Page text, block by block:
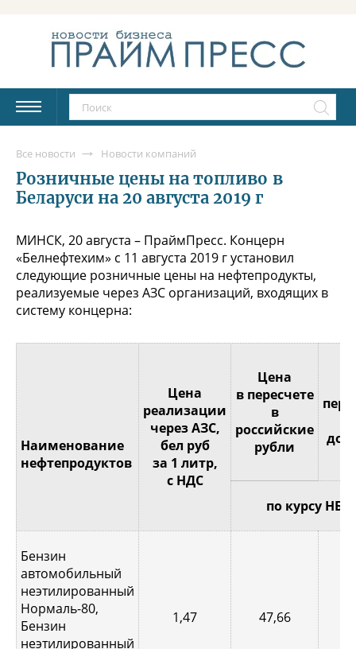
Все новости Новости компаний
Розничные цены на топливо в
Беларуси на 20 августа 2019 г
МИНСК, 20 августа – ПраймПресс. Концерн
«Белнефтехим» с 11 августа 2019 г установил
следующие розничные цены на нефтепродукты,
реализуемые через АЗС организаций, входящих в
систему концерна:
Наименование
нефтепродуктов
Цена
реализации
через АЗС,
бел руб
за 1 литр,
с НДС
Цена
в пересчете
в
российские
рубли
по курсу
Бензин
автомобильный
неэтилированный
Нормаль-80,
Бензин
неэтилированный
1,47 47,66